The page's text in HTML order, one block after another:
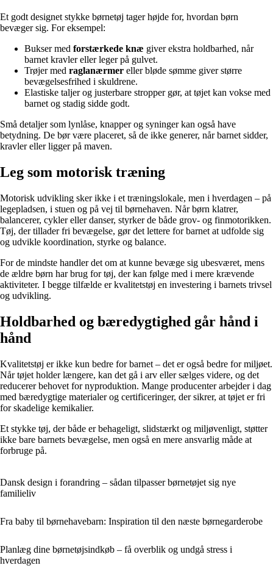
Et godt designet stykke børnetøj tager højde for, hvordan børn
bevæger sig. For eksempel:
Bukser med forstærkede knæ giver ekstra holdbarhed, når
barnet kravler eller leger på gulvet.
Trøjer med raglanærmer eller bløde sømme giver større
bevægelsesfrihed i skuldrene.
Elastiske taljer og justerbare stropper gør, at tøjet kan vokse med
barnet og stadig sidde godt.
Små detaljer som lynlåse, knapper og syninger kan også have
betydning. De bør være placeret, så de ikke generer, når barnet sidder,
kravler eller ligger på maven.
Leg som motorisk træning
Motorisk udvikling sker ikke i et træningslokale, men i hverdagen – på
legepladsen, i stuen og på vej til børnehaven. Når børn klatrer,
balancerer, cykler eller danser, styrker de både grov- og finmotorikken.
Tøj, der tillader fri bevægelse, gør det lettere for barnet at udfolde sig
og udvikle koordination, styrke og balance.
For de mindste handler det om at kunne bevæge sig ubesværet, mens
de ældre børn har brug for tøj, der kan følge med i mere krævende
aktiviteter. I begge tilfælde er kvalitetstøj en investering i barnets trivsel
og udvikling.
Holdbarhed og bæredygtighed går hånd i
hånd
Kvalitetstøj er ikke kun bedre for barnet – det er også bedre for miljøet.
Når tøjet holder længere, kan det gå i arv eller sælges videre, og det
reducerer behovet for nyproduktion. Mange producenter arbejder i dag
med bæredygtige materialer og certificeringer, der sikrer, at tøjet er fri
for skadelige kemikalier.
Et stykke tøj, der både er behageligt, slidstærkt og miljøvenligt, støtter
ikke bare barnets bevægelse, men også en mere ansvarlig måde at
forbruge på.
Dansk design i forandring – sådan tilpasser børnetøjet sig nye
familieliv
Fra baby til børnehavebarn: Inspiration til den næste børnegarderobe
Planlæg dine børnetøjsindkøb – få overblik og undgå stress i
hverdagen